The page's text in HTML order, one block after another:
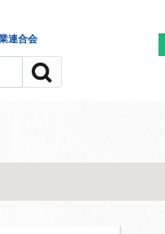
連合会